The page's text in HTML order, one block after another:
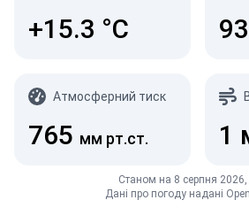
+15.3 °C
Атмосферний тиск
765 мм рт.ст. 1
Станом на 8 серпня
Дані про погоду надані